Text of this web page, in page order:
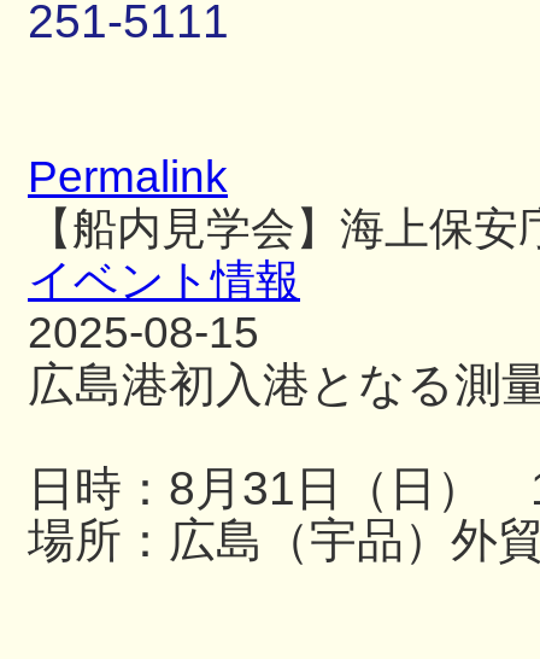
251-5111
Permalink
【船内見学会】海上保
イベント情報
2025-08-15
広島港初入港となる測
日時：8月31日（日）
場所：広島（宇品）外